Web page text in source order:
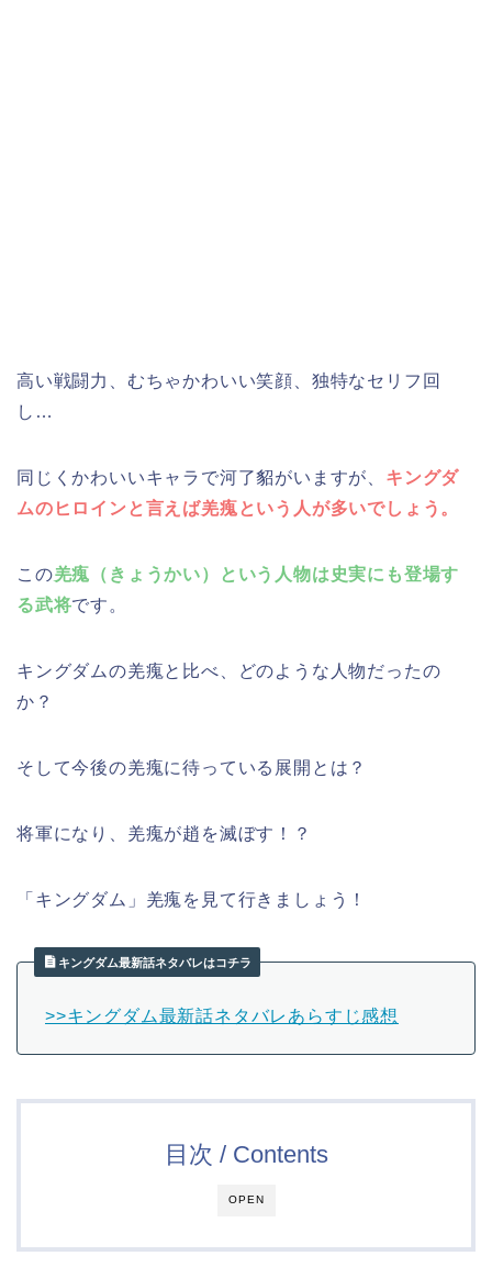
高い戦闘力、むちゃかわいい笑顔、独特なセリフ回
し…
同じくかわいいキャラで河了貂がいますが、 キングダ
ムのヒロインと言えば羌瘣という人が多いでしょう。
この羌瘣（きょうかい）という人物は史実にも登場す
る武将です。
キングダムの羌瘣と比べ、どのような人物だったの
か？
そして今後の羌瘣に待っている展開とは？
将軍になり、羌瘣が趙を滅ぼす！？
「キングダム」羌瘣を見て行きましょう！
キングダム最新話ネタバレはコチラ
>>キングダム最新話ネタバレあらすじ感想
OPEN
目次 / Contents